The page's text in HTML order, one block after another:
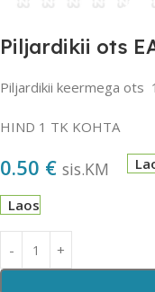
Piljardikii ots
Piljardikii keermega ots
HIND 1 TK KOHTA
0.50 € sis.KM
Laos